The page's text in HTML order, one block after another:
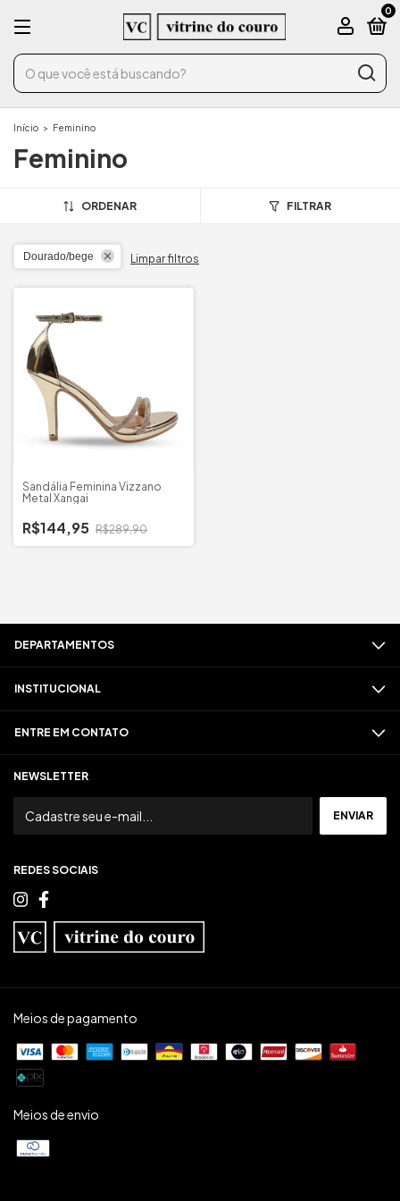
0
Início > Feminino
Feminino
ORDENAR FILTRAR
Dourado/bege Limpar filtros
Sandália Feminina Vizzano
Metal Xangai
R$144,95 R$289,90
DEPARTAMENTOS
INSTITUCIONAL
ENTRE EM CONTATO
NEWSLETTER
REDES SOCIAIS
Meios de pagamento
Meios de envio